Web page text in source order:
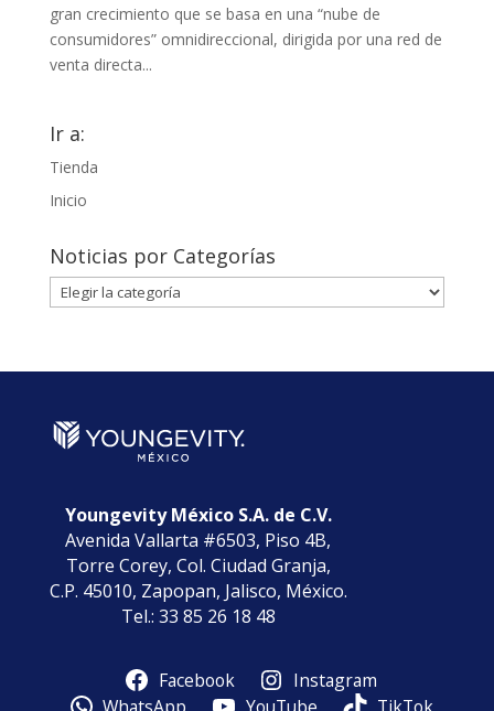
gran crecimiento que se basa en una “nube de
consumidores” omnidireccional, dirigida por una red de
venta directa...
Ir a:
Tienda
Inicio
Noticias por Categorías
Noticias
por
Youngevity México S.A. de C.V.
Avenida Vallarta #6503, Piso 4B,
Torre Corey, Col. Ciudad Granja,
C.P. 45010, Zapopan, Jalisco, México.
Tel.: 33 85 26 18 48
Facebook
Instagram